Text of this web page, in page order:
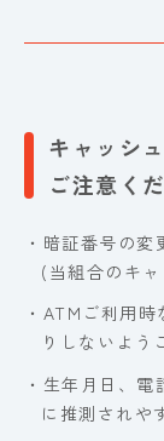
キャッシ
ご注意く
・暗証番号の変
(当組合のキ
・ATMご利用
りしないよう
・生年月日、
に推測されや